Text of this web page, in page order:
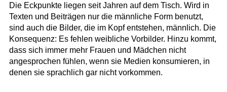
Die Eckpunkte liegen seit Jahren auf dem Tisch. Wird in
Texten und Beiträgen nur die männliche Form benutzt,
sind auch die Bilder, die im Kopf entstehen, männlich. Die
Konsequenz: Es fehlen weibliche Vorbilder. Hinzu kommt,
dass sich immer mehr Frauen und Mädchen nicht
angesprochen fühlen, wenn sie Medien konsumieren, in
denen sie sprachlich gar nicht vorkommen.